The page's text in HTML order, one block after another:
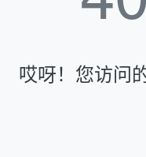
哎呀！您访问